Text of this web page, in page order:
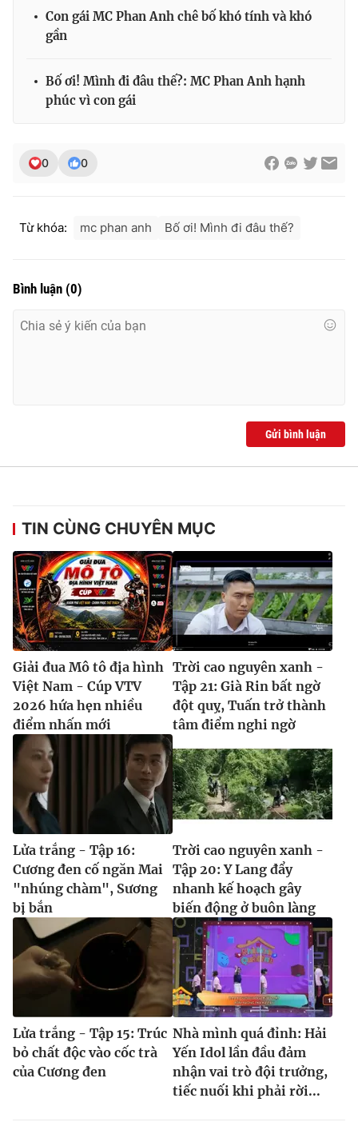
Ðiện thoại Thời báo VTV:
024.66 897 897
toasoan@vtv.vn
thuận bằng văn bản. Ghi rõ nguồn VTV.vn khi phát hành lại
Con gái MC Phan Anh chê bố khó tính và khó
gần
Bố ơi! Mình đi đâu thế?: MC Phan Anh hạnh
phúc vì con gái
0 0
Từ khóa: mc phan anh Bố ơi! Mình đi đâu thế?
Bình luận (0)
Gửi bình luận
TIN CÙNG CHUYÊN MỤC
Giải đua Mô tô địa hình
Việt Nam - Cúp VTV
2026 hứa hẹn nhiều
điểm nhấn mới
Trời cao nguyên xanh -
Tập 21: Già Rin bất ngờ
đột quỵ, Tuấn trở thành
tâm điểm nghi ngờ
Lửa trắng - Tập 16:
Cương đen cố ngăn Mai
"nhúng chàm", Sương
bị bắn
Trời cao nguyên xanh -
Tập 20: Y Lang đẩy
nhanh kế hoạch gây
biến động ở buôn làng
Lửa trắng - Tập 15: Trúc
bỏ chất độc vào cốc trà
của Cương đen
Nhà mình quá đỉnh: Hải
Yến Idol lần đầu đảm
nhận vai trò đội trưởng,
tiếc nuối khi phải rời...